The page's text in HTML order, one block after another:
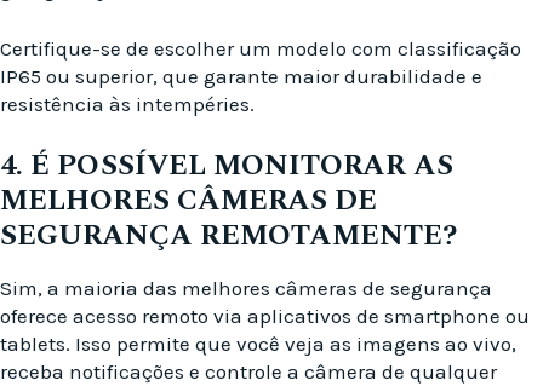
Certifique-se de escolher um modelo com classificação
IP65 ou superior, que garante maior durabilidade e
resistência às intempéries.
4. É POSSÍVEL MONITORAR AS
MELHORES CÂMERAS DE
SEGURANÇA REMOTAMENTE?
Sim, a maioria das melhores câmeras de segurança
oferece acesso remoto via aplicativos de smartphone ou
tablets. Isso permite que você veja as imagens ao vivo,
receba notificações e controle a câmera de qualquer